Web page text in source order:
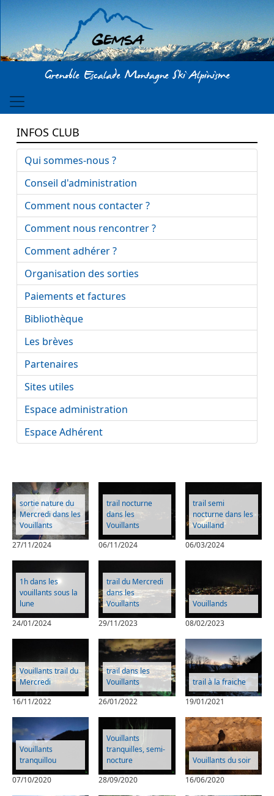
Aller au contenu principal
Grenoble Escalade Montagne Ski Alpinisme
sortie nature du
Mercredi dans les
Vouillants
27/11/2024
trail nocturne
dans les
Vouillants
06/11/2024
trail semi
nocturne dans les
Vouilland
06/03/2024
1h dans les
vouillants sous la
lune
24/01/2024
trail du Mercredi
dans les
Vouillants
29/11/2023
Vouillands
08/02/2023
Vouillants trail du
Mercredi
16/11/2022
trail dans les
Vouillants
26/01/2022
trail à la fraiche
19/01/2021
Vouillants
tranquillou
07/10/2020
Vouillants
tranquilles, semi-
nocture
28/09/2020
Vouillants du soir
16/06/2020
INFOS CLUB
Qui sommes-nous ?
Conseil d'administration
Comment nous contacter ?
Comment nous rencontrer ?
Comment adhérer ?
Organisation des sorties
Paiements et factures
Bibliothèque
Les brèves
Partenaires
Sites utiles
Espace administration
Espace Adhérent